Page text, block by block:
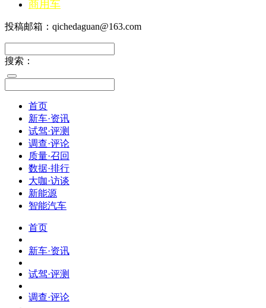
商用车
投稿邮箱：qichedaguan@163.com
搜索：
首页
新车·资讯
试驾·评测
调查·评论
质量·召回
数据·排行
大咖·访谈
新能源
智能汽车
首页
新车·资讯
试驾·评测
调查·评论